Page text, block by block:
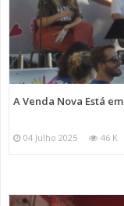
A Venda Nova Está
04 Julho 2025 46 K